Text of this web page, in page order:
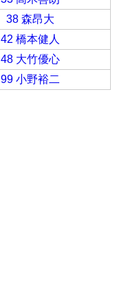
38 森昂大
42 橋本健人
48 大竹優心
99 小野裕二